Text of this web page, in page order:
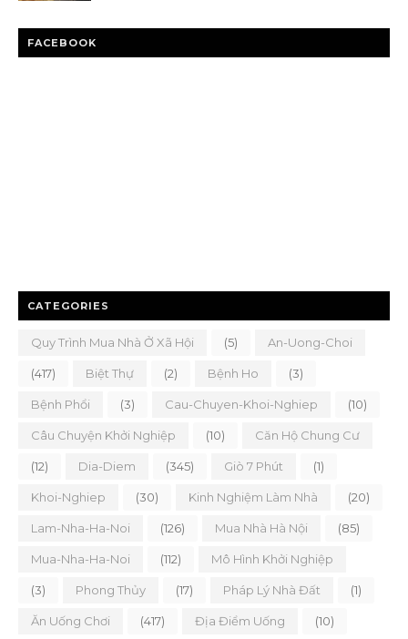
FACEBOOK
CATEGORIES
Quy Trình Mua Nhà Ở Xã Hội (5) An-Uong-Choi
(417) Biệt Thự (2) Bệnh Ho (3)
Bệnh Phổi (3) Cau-Chuyen-Khoi-Nghiep (10)
Câu Chuyện Khởi Nghiệp (10) Căn Hộ Chung Cư
(12) Dia-Diem (345) Giò 7 Phút (1)
Khoi-Nghiep (30) Kinh Nghiệm Làm Nhà (20)
Lam-Nha-Ha-Noi (126) Mua Nhà Hà Nội (85)
Mua-Nha-Ha-Noi (112) Mô Hình Khởi Nghiệp
(3) Phong Thủy (17) Pháp Lý Nhà Đất (1)
Ăn Uống Chơi (417) Địa Điểm Uống (10)